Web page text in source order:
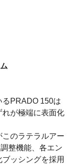
るPRADO 150は
が極端に表面化
のラテラルアー
整機能、各エン
ッシングを採用